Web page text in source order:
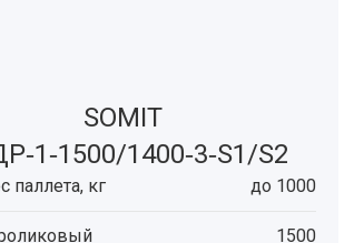
SOMIT
1400‑3‑S1/S2
паллета, кг до 1000
1500